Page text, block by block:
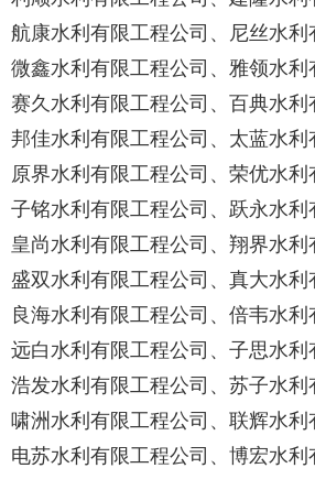
航康水利有限工程公司、尼丝水利
微鑫水利有限工程公司、雅领水利
赛久水利有限工程公司、百典水利
邦佳水利有限工程公司、太蓝水利
原界水利有限工程公司、荣优水利
子铭水利有限工程公司、跃永水利
皇尚水利有限工程公司、翔界水利
盛双水利有限工程公司、真大水利
良海水利有限工程公司、倍韦水利
远白水利有限工程公司、子思水利
浩发水利有限工程公司、苏子水利
啸洲水利有限工程公司、联辉水利
电苏水利有限工程公司、博宏水利